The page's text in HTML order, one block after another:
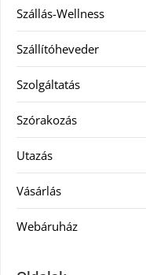
Szállás-Wellness
Szállítóheveder
Szolgáltatás
Szórakozás
Utazás
Vásárlás
Webáruház